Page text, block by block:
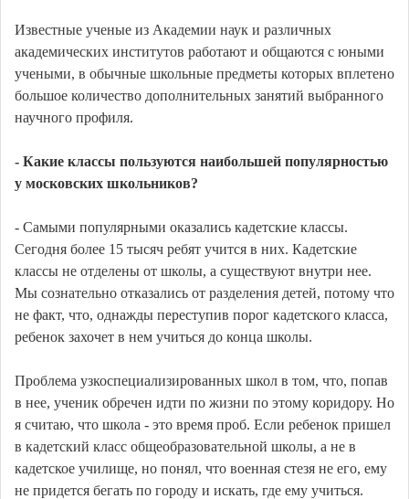
Известные ученые из Академии наук и различных
академических институтов работают и общаются с юными
учеными, в обычные школьные предметы которых вплетено
большое количество дополнительных занятий выбранного
научного профиля.
- Какие классы пользуются наибольшей популярностью
у московских школьников?
- Самыми популярными оказались кадетские классы.
Сегодня более 15 тысяч ребят учится в них. Кадетские
классы не отделены от школы, а существуют внутри нее.
Мы сознательно отказались от разделения детей, потому что
не факт, что, однажды переступив порог кадетского класса,
ребенок захочет в нем учиться до конца школы.
Проблема узкоспециализированных школ в том, что, попав
в нее, ученик обречен идти по жизни по этому коридору. Но
я считаю, что школа - это время проб. Если ребенок пришел
в кадетский класс общеобразовательной школы, а не в
кадетское училище, но понял, что военная стезя не его, ему
не придется бегать по городу и искать, где ему учиться.